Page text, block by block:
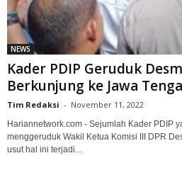
NEWS
Kader PDIP Geruduk
Berkunjung ke Jawa
Tim Redaksi - November 11, 2022
Hariannetwork.com - Sejumlah Kader PDIP
menggeruduk Wakil Ketua Komisi III DPR
usut hal ini terjadi...